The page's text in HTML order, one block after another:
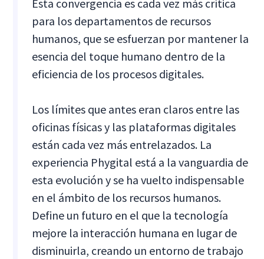
Esta convergencia es cada vez más crítica
para los departamentos de recursos
humanos, que se esfuerzan por mantener la
esencia del toque humano dentro de la
eficiencia de los procesos digitales.
Los límites que antes eran claros entre las
oficinas físicas y las plataformas digitales
están cada vez más entrelazados. La
experiencia Phygital está a la vanguardia de
esta evolución y se ha vuelto indispensable
en el ámbito de los recursos humanos.
Define un futuro en el que la tecnología
mejore la interacción humana en lugar de
disminuirla, creando un entorno de trabajo